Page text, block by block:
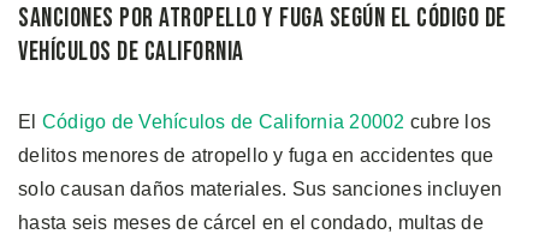
Sanciones Por Atropello y Fuga Según el Código de
Vehículos de California
El Código de Vehículos de California 20002 cubre los
delitos menores de atropello y fuga en accidentes que
solo causan daños materiales. Sus sanciones incluyen
hasta seis meses de cárcel en el condado, multas de